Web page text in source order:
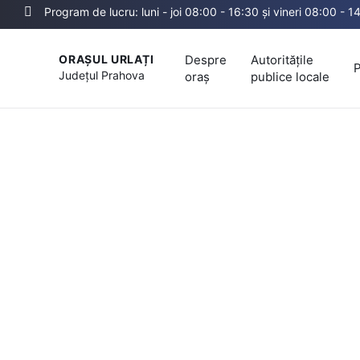
Program de lucru: luni - joi 08:00 - 16:30 și vineri 08:00 -
ORAȘUL URLAȚI
Județul Prahova
Despre
oraș
Autoritățile
publice locale